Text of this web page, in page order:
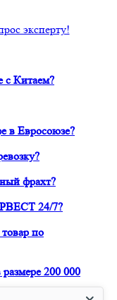
эксперту!
с Китаем?
в Евросоюзе?
фрахт?
24/7?
по
200 000